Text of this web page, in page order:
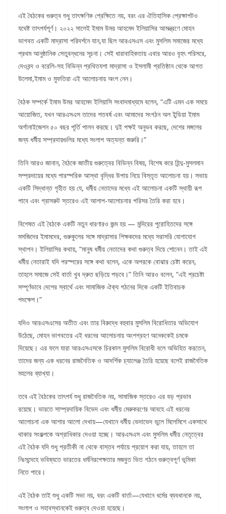
এই বৈঠকের গুরুত্ব শুধু তাৎক্ষণিক প্রেক্ষিতে নয়, বরং এর ঐতিহাসিক প্রেক্ষাপটও
যথেষ্ট তাৎপর্যপূর্ণ। ২০২২ সালেই ইমাম উমর আহমেদ ইলিয়াসির আমন্ত্রণে মোহন
ভাগবত একটি মাদ্রাসা পরিদর্শনে যান,যা ছিল আরএসএস এবং মুসলিম সমাজের মধ্যে
প্রথম আনুষ্ঠানিক সেতুবন্ধনের সূচনা। সেই ধারাবাহিকতায় এবার আরও বৃহৎ পরিসরে,
দেওবন্দ ও বরেলি-সহ বিভিন্ন প্রথিতযশা মাদ্রাসা ও ইসলামী প্রতিষ্ঠান থেকে আগত
উলেমা,ইমাম ও মুফতিরা এই আলোচনায় অংশ নেন।
বৈঠক সম্পর্কে ইমাম উমর আহমেদ ইলিয়াসি সংবাদমাধ্যমে বলেন, “এটি এমন এক সময়ে
আয়োজিত, যখন আরএসএস তাদের শতবর্ষ এবং আমাদের সংগঠন অল ইন্ডিয়া ইমাম
অর্গানাইজেশন ৫০ বছর পূর্তি পালন করছে। দুই পক্ষই অনুভব করছে, দেশের মঙ্গলের
জন্য ধর্মীয় সম্প্রদায়গুলির মধ্যে সংলাপ অত্যন্ত জরুরি।”
তিনি আরও জানান, বৈঠকে জাতীয় গুরুত্বের বিভিন্ন বিষয়, বিশেষ করে হিন্দু-মুসলমান
সম্প্রদায়ের মধ্যে পারস্পরিক আস্থা বৃদ্ধির উপায় নিয়ে বিস্তৃত আলোচনা হয়। সভায়
একটি সিদ্ধান্ত গৃহীত হয় যে, ধর্মীয় নেতাদের মধ্যে এই আলোচনা একটি স্থায়ী রূপ
পাবে এবং গ্রাসরুট স্তরেও এই আলাপ-আলোচনার পরিসর তৈরি করা হবে।
বিশেষত এই বৈঠকে একটি নতুন ধারণারও জন্ম হয় — মন্দিরের পুরোহিতদের সঙ্গে
মসজিদের ইমামদের, গুরুকুলের সঙ্গে মাদ্রাসার শিক্ষকদের মধ্যে সরাসরি যোগাযোগ
স্থাপন। ইলিয়াসির কথায়, “মানুষ ধর্মীয় নেতাদের কথা গুরুত্ব দিয়ে শোনেন। তাই এই
ধর্মীয় নেতারাই যদি পরস্পরের সঙ্গে কথা বলেন, একে অপরকে বোঝার চেষ্টা করেন,
তাহলে সমাজে সেই বার্তা খুব দ্রুত ছড়িয়ে পড়বে।” তিনি আরও বলেন, “এই প্রচেষ্টা
সম্পূর্ণভাবে দেশের স্বার্থে এবং সামাজিক ঐক্য গঠনের দিকে একটি ইতিবাচক
পদক্ষেপ।”
যদিও আরএসএসের অতীত এবং তার বিরুদ্ধে বহুবার মুসলিম বিরোধিতার অভিযোগ
উঠেছে, মোহন ভাগবতের এই ধরনের আলোচনায় অংশগ্রহণ অনেককেই চমকে
দিয়েছে। এর ফলে যারা আরএসএসকে চিরকাল মুসলিম বিরোধী বলে অভিহিত করতেন,
তাদের জন্য এক ধরনের রাজনৈতিক ও আদর্শিক চ্যালেঞ্জ তৈরি হয়েছে বলেই রাজনৈতিক
মহলের ব্যাখ্যা।
তবে এই বৈঠকের তাৎপর্য শুধু রাজনৈতিক নয়, সামাজিক স্তরেও এর বড় প্রভাব
রয়েছে। ভারতে সাম্প্রদায়িক বিভেদ এবং ধর্মীয় মেরুকরণের আবহে এই ধরনের
আলোচনা এক আশার আলো দেখায়—যেখানে ধর্মীয় ভেদাভেদ ভুলে মিলেমিশে একসাথে
থাকার সংকল্পকে অগ্রাধিকার দেওয়া হচ্ছে। আরএসএস এবং মুসলিম ধর্মীয় নেতৃত্বের
এই বৈঠক যদি শুধু প্রতীকী না থেকে বাস্তব পর্যায়ে প্রয়োগ করা যায়, তাহলে তা
নিঃসন্দেহে ভবিষ্যতে ভারতের ধর্মনিরপেক্ষতার মজবুত ভিত গঠনে গুরুত্বপূর্ণ ভূমিকা
নিতে পারে।
এই বৈঠক তাই শুধু একটি সভা নয়, বরং একটি বার্তা—যেখানে ধর্মের ব্যবধানকে নয়,
সংলাপ ও সহাবস্থানকেই গুরুত্ব দেওয়া হয়েছে।